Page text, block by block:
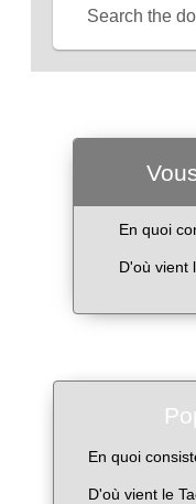
En quoi
D'où vient
En quoi
D'où vient le